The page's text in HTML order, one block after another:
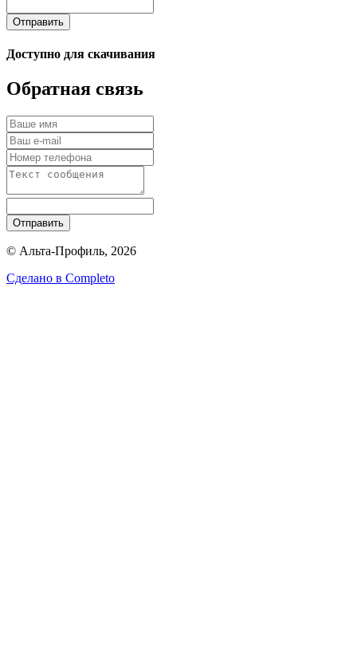
Отправить
Доступно для скачивания
Обратная связь
Отправить
© Альта-Профиль, 2026
Сделано в Completo